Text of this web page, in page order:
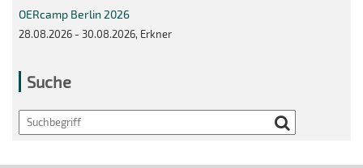
OERcamp Berlin 2026
28.08.2026 - 30.08.2026, Erkner
Suche
Search